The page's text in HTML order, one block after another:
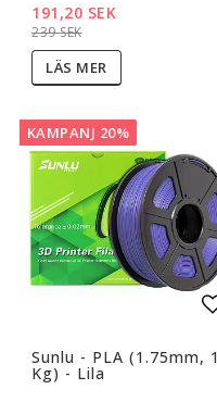
239 SEK
191,20 SEK
LÄS MER
KAMPANJ 20%
Sunlu - PLA (1.75mm, 1
Kg) - Lila